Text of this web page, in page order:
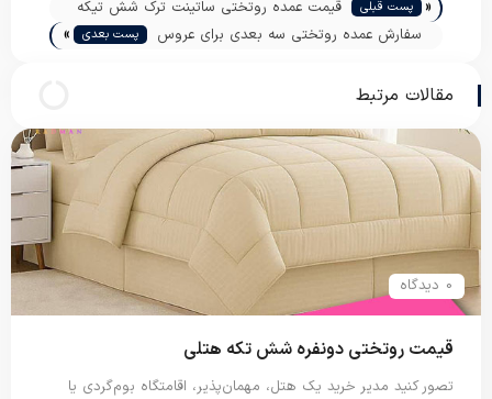
« پست قبلی
قیمت عمده روتختی ساتینت ترک شش تیکه
سفارش عمده روتختی سه بعدی برای عروس
پست بعدی »
مقالات مرتبط
0 دیدگاه
قیمت روتختی دونفره شش تکه هتلی
تصور کنید مدیر خرید یک هتل، مهمان‌پذیر، اقامتگاه بوم‌گردی یا